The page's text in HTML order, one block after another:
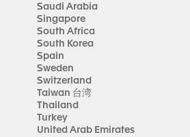
Saudi Arabia
Singapore
South Africa
South Korea
Spain
Sweden
Switzerland
Taiwan 台湾
Thailand
Turkey
United Arab Emirates